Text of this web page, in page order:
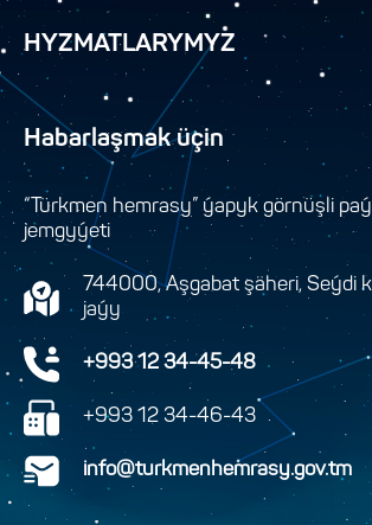
HYZMATLARYMYZ
Habarlaşmak üçin
“Türkmen hemrasy” ýapyk görnüşli
jemgyýeti
744000, Aşgabat şäheri, Seýdi
jaýy
+993 12 34-45-48
+993 12 34-46-43
info@turkmenhemrasy.gov.tm